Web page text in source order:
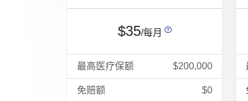
$35/每月
最高医疗保额 $200,000
免赔额 $0